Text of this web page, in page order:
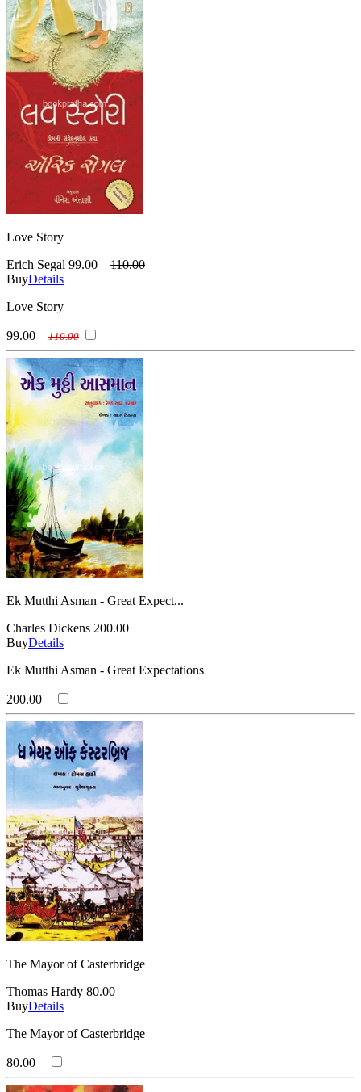
Love Story
Erich Segal 99.00
110.00
BuyDetails
Love Story
99.00 110.00
Ek Mutthi Asman - Great Expect...
Charles Dickens 200.00
BuyDetails
Ek Mutthi Asman - Great Expectations
200.00
The Mayor of Casterbridge
Thomas Hardy 80.00
BuyDetails
The Mayor of Casterbridge
80.00